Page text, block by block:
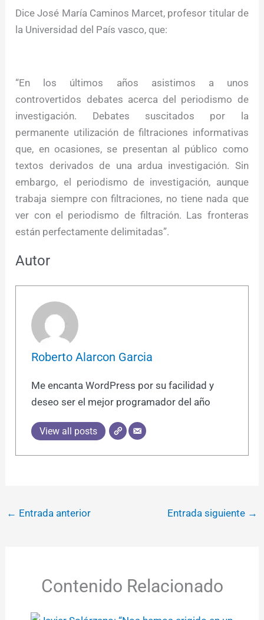
Dice José María Caminos Marcet, profesor titular de
la Universidad del País vasco, que:
“En los últimos años asistimos a unos
controvertidos debates acerca del periodismo de
investigación. Debates suscitados por la
permanente utilización de filtraciones informativas
que, en ocasiones, se presentan al público como
textos derivados de una ardua investigación. Sin
embargo, el periodismo de investigación, aunque
trabaja siempre con filtraciones, no tiene nada que
ver con el periodismo de filtración. Las fronteras
están perfectamente delimitadas”.
Autor
Roberto Alarcon Garcia
Me encanta WordPress por su facilidad y
deseo ser el mejor programador del año
View all posts
← Entrada anterior Entrada siguiente →
Contenido Relacionado